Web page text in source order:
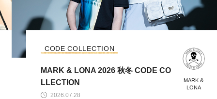
MARK &
LONA
2026.07.24
コレクション
MARK & LONA 2026 ABSTRACT C
OLLECTION